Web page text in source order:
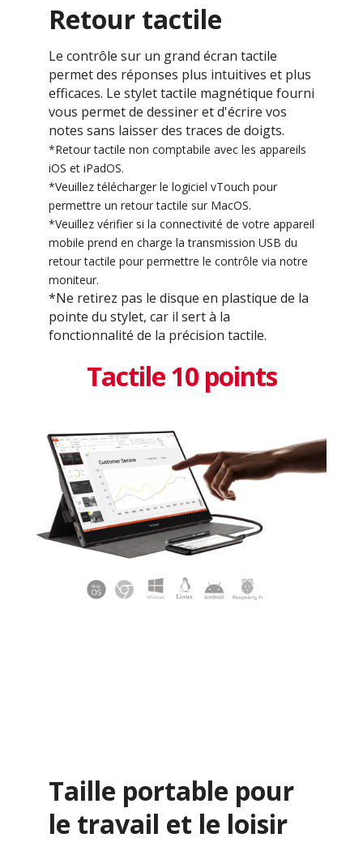
Retour tactile
Le contrôle sur un grand écran tactile
permet des réponses plus intuitives et plus
efficaces. Le stylet tactile magnétique fourni
vous permet de dessiner et d'écrire vos
notes sans laisser des traces de doigts.
*Retour tactile non comptabile avec les appareils
iOS et iPadOS.
*Veuillez télécharger le logiciel vTouch pour
permettre un retour tactile sur MacOS.
*Veuillez vérifier si la connectivité de votre appareil
mobile prend en charge la transmission USB du
retour tactile pour permettre le contrôle via notre
moniteur.
*Ne retirez pas le disque en plastique de la
pointe du stylet, car il sert à la
fonctionnalité de la précision tactile.
Tactile 10 points
Taille portable pour
le travail et le loisir